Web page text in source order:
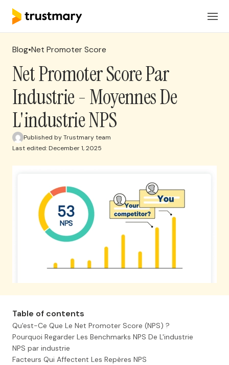
Produits
Solutions
Tarification
Réserver une réunion
FR
Connexion
Blog•Net Promoter Score
Net Promoter Score Par
Industrie - Moyennes De
L'industrie NPS
Published by Trustmary team
Last edited: December 1, 2025
Table of contents
Qu'est-Ce Que Le Net Promoter Score (NPS) ?
Pourquoi Regarder Les Benchmarks NPS De L'industrie
NPS par industrie
Facteurs Qui Affectent Les Repères NPS